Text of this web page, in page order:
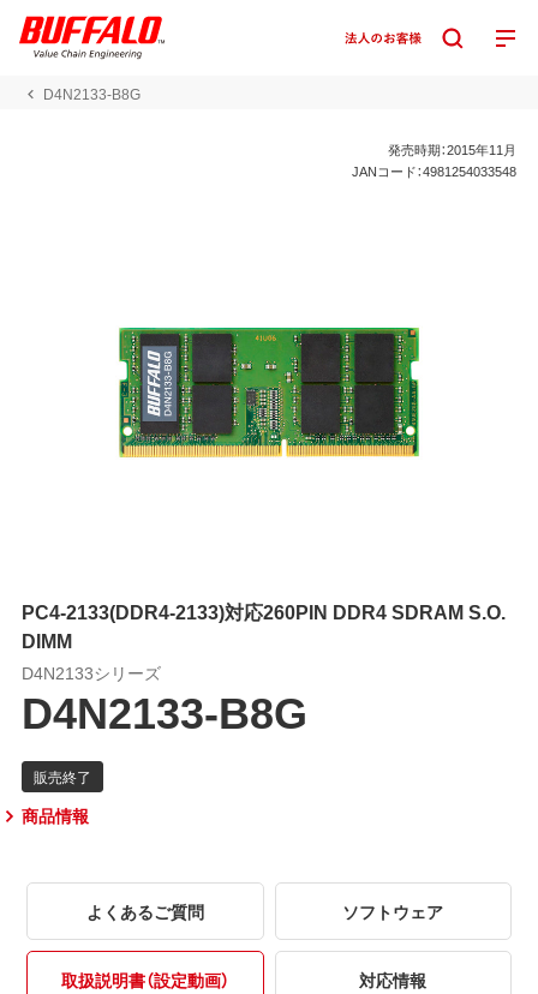
D4N2133-B8G
発売時期：2015年11月
JANコード：4981254033548
PC4-2133(DDR4-2133)対応260PIN DDR4 SDRAM S.O.
DIMM
D4N2133シリーズ
D4N2133-B8G
商品情報
よくあるご質問 ソフトウェア
取扱説明書（設定動画） 対応情報